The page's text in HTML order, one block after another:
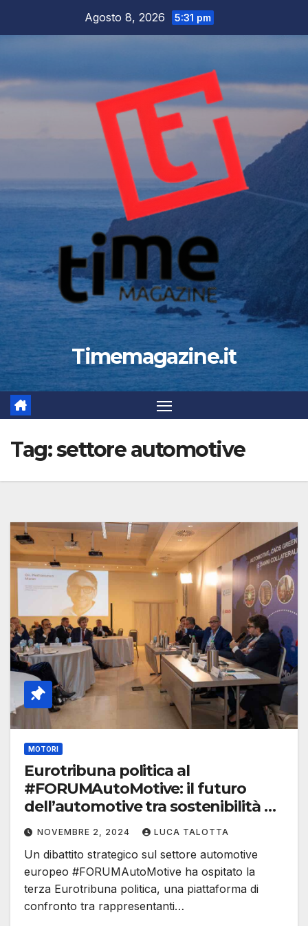
Agosto 8, 2026 5:31 pm
Timemagazine.it
Tag:settore automotive
MOTORI
Eurotribuna politica al
#FORUMAutoMotive: il futuro
dell’automotive tra sostenibilità e
industria
NOVEMBRE 2, 2024 LUCA TALOTTA
Un dibattito strategico sul settore automotive
europeo #FORUMAutoMotive ha ospitato la
terza Eurotribuna politica, una piattaforma di
confronto tra rappresentanti…